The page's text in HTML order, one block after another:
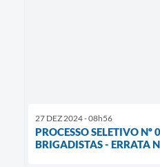
27 DEZ 2024 - 08h56
PROCESSO SELETIVO
BRIGADISTAS - ERRATA